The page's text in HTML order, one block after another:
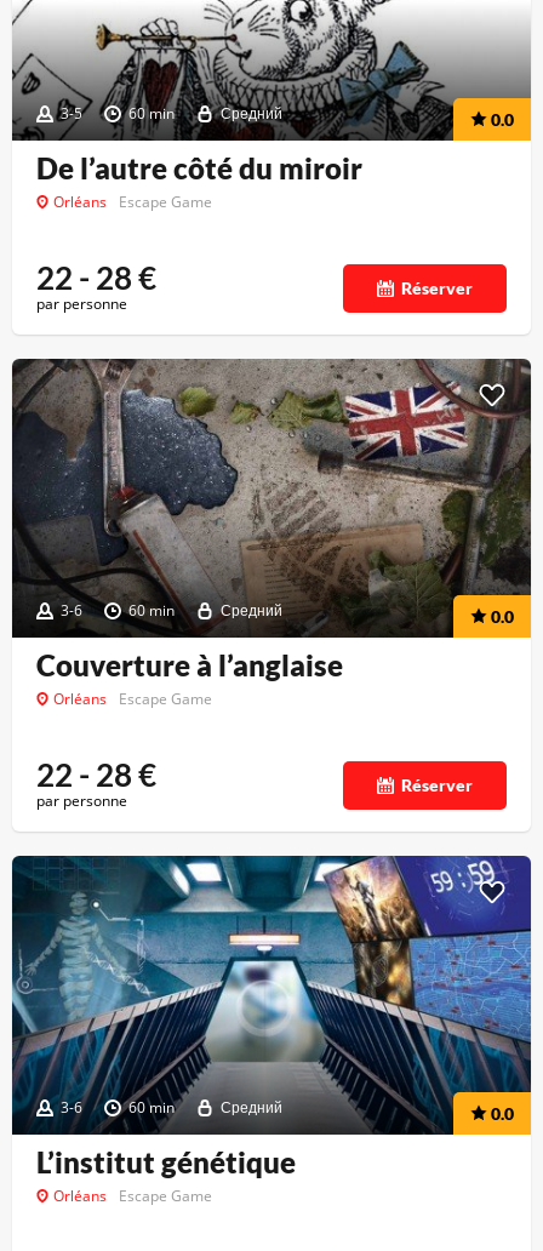
3-5 60 min Средний 0.0
De l’autre côté du miroir
Orléans Escape Game
22 - 28€
par personne
Réserver
3-6 60 min Средний 0.0
Couverture à l’anglaise
Orléans Escape Game
22 - 28€
par personne
Réserver
3-6 60 min Средний 0.0
L’institut génétique
Orléans Escape Game